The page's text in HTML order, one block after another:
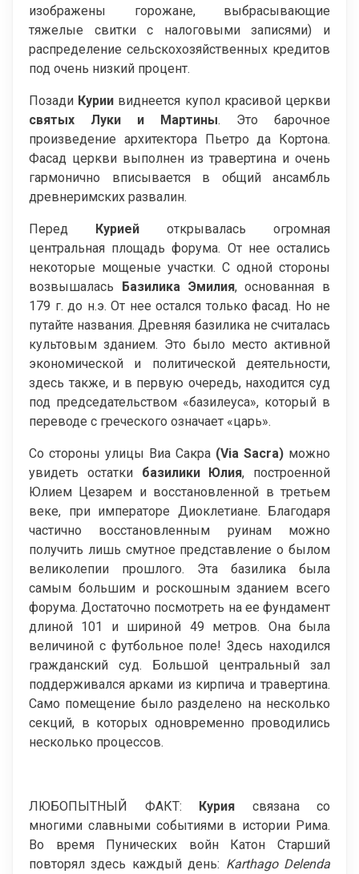
изображены горожане, выбрасывающие
тяжелые свитки с налоговыми записями) и
распределение сельскохозяйственных кредитов
под очень низкий процент.
Позади Курии виднеется купол красивой церкви
святых Луки и Мартины. Это барочное
произведение архитектора Пьетро да Кортона.
Фасад церкви выполнен из травертина и очень
гармонично вписывается в общий ансамбль
древнеримских развалин.
Перед Курией открывалась огромная
центральная площадь форума. От нее остались
некоторые мощеные участки. С одной стороны
возвышалась Базилика Эмилия, основанная в
179 г. до н.э. От нее остался только фасад. Но не
путайте названия. Древняя базилика не считалась
культовым зданием. Это было место активной
экономической и политической деятельности,
здесь также, и в первую очередь, находится суд
под председательством «базилеуса», который в
переводе с греческого означает «царь».
Со стороны улицы Виа Сакра (Via Sacra) можно
увидеть остатки базилики Юлия, построенной
Юлием Цезарем и восстановленной в третьем
веке, при императоре Диоклетиане. Благодаря
частично восстановленным руинам можно
получить лишь смутное представление о былом
великолепии прошлого. Эта базилика была
самым большим и роскошным зданием всего
форума. Достаточно посмотреть на ее фундамент
длиной 101 и шириной 49 метров. Она была
величиной с футбольное поле! Здесь находился
гражданский суд. Большой центральный зал
поддерживался арками из кирпича и травертина.
Само помещение было разделено на несколько
секций, в которых одновременно проводились
несколько процессов.
ЛЮБОПЫТНЫЙ ФАКТ: Курия связана со
многими славными событиями в истории Рима.
Во время Пунических войн Катон Старший
повторял здесь каждый день: Karthago Delenda